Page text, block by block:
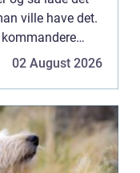
ville have det.
02 August 2026